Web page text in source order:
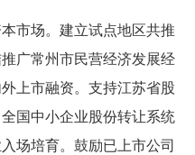
场。建立试点地区共推
广常州市民营经济发展经
上市融资。支持江苏省股
国中小企业股份转让系统
场培育。鼓励已上市公司